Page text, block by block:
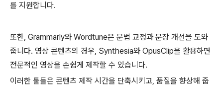
를 지원합니다.
또한, Grammarly와 Wordtune은 문법 교정과 문장 개선을 도와
줍니다. 영상 콘텐츠의 경우, Synthesia와 OpusClip을 활용하면
전문적인 영상을 손쉽게 제작할 수 있습니다.
이러한 툴들은 콘텐츠 제작 시간을 단축시키고, 품질을 향상해 줍